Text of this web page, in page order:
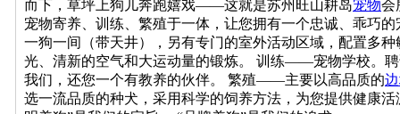
而下，草坪上狗儿奔跑嬉戏——这就是苏州旺山耕岛宠物会
宠物寄养、训练、繁殖于一体，让您拥有一个忠诚、乖巧
一狗一间（带天井），另有专门的室外活动区域，配置多
光、清新的空气和大运动量的锻炼。 训练——宠物学校。
我们，还您一个有教养的伙伴。 繁殖——主要以高品质的
选一流品质的种犬，采用科学的饲养方法，为您提供健康